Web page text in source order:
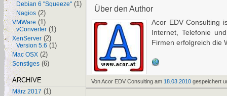
Debian 6 "Squeeze" (1)
Nagios (2)
VMWare (1)
vConverter (1)
XenServer (2)
Version 5.6 (1)
Mac OSX (2)
Sonstiges (6)
ARCHIVE
März 2017 (1)
Über den Author
Acor EDV Consulting
Internet, Telefonie
Firmen erfolgreich die
Von Acor EDV Consulting am 18.03.2010 gespeichert